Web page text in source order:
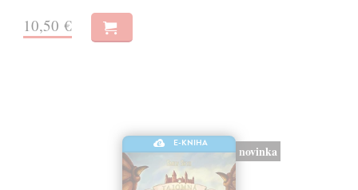
10,50 €
E-KNIHA
novinka